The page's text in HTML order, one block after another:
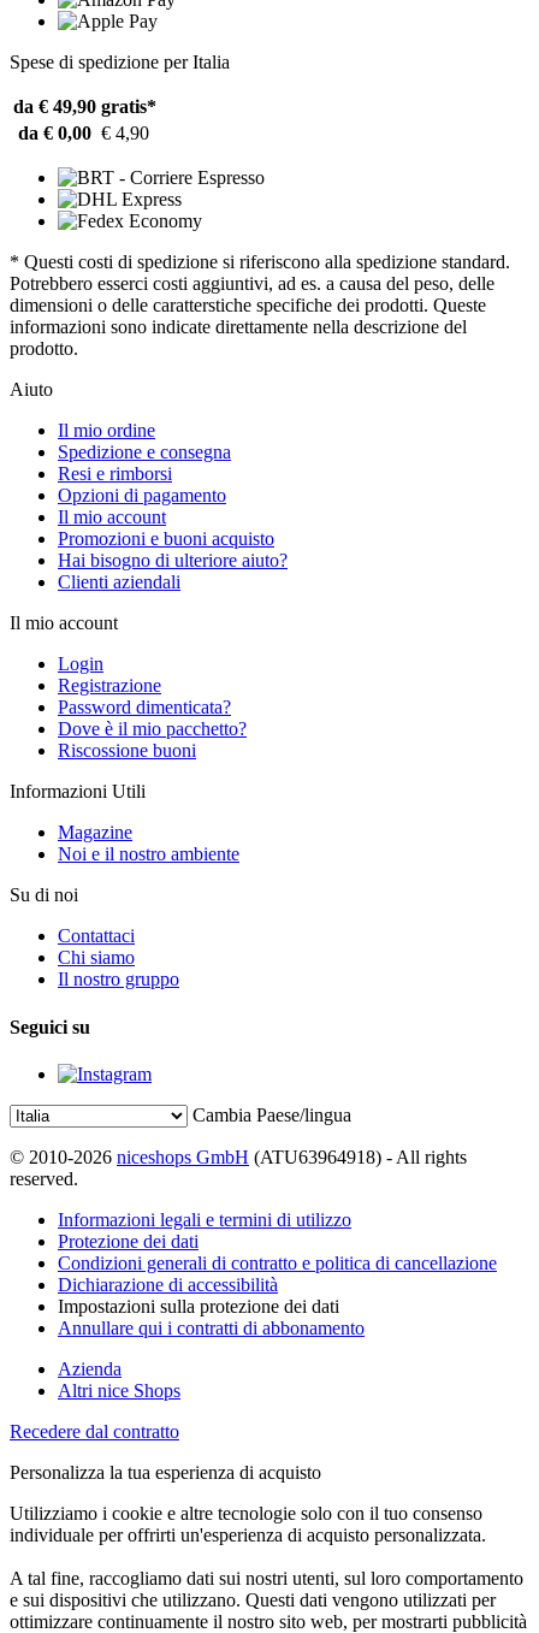
Spese di spedizione per Italia
da € 49,90 gratis*
da € 0,00 € 4,90
* Questi costi di spedizione si riferiscono alla spedizione standard.
Potrebbero esserci costi aggiuntivi, ad es. a causa del peso, delle
dimensioni o delle caratterstiche specifiche dei prodotti. Queste
informazioni sono indicate direttamente nella descrizione del
prodotto.
Aiuto
Il mio ordine
Spedizione e consegna
Resi e rimborsi
Opzioni di pagamento
Il mio account
Promozioni e buoni acquisto
Hai bisogno di ulteriore aiuto?
Clienti aziendali
Il mio account
Login
Registrazione
Password dimenticata?
Dove è il mio pacchetto?
Riscossione buoni
Informazioni Utili
Magazine
Noi e il nostro ambiente
Su di noi
Contattaci
Chi siamo
Il nostro gruppo
Seguici su
Cambia Paese/lingua
© 2010-2026 niceshops GmbH (ATU63964918) - All rights
reserved.
Informazioni legali e termini di utilizzo
Protezione dei dati
Condizioni generali di contratto e politica di cancellazione
Dichiarazione di accessibilità
Impostazioni sulla protezione dei dati
Annullare qui i contratti di abbonamento
Azienda
Altri nice Shops
Recedere dal contratto
Personalizza la tua esperienza di acquisto
Utilizziamo i cookie e altre tecnologie solo con il tuo consenso
individuale per offrirti un'esperienza di acquisto personalizzata.
A tal fine, raccogliamo dati sui nostri utenti, sul loro comportamento
e sui dispositivi che utilizzano. Questi dati vengono utilizzati per
ottimizzare continuamente il nostro sito web, per mostrarti pubblicità